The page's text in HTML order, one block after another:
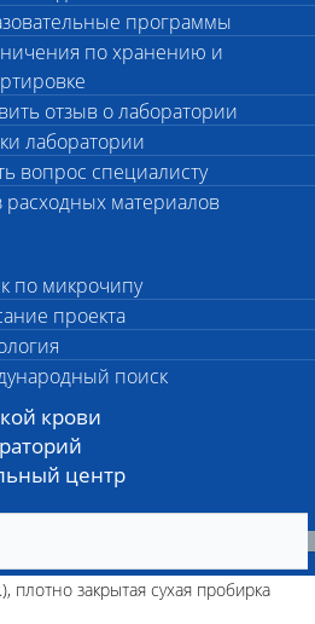
программы
по хранению и
отзыв о лаборатории
лаборатории
вопрос специалисту
расходных материалов
по микрочипу
проекта
поиск
крови
центр
пробирку Эппендорфа (с
10-30 мл
бумаге, высушенная для
с 10% раствором формалина
в лаборатории!
10-30 мл
(К2ЭДТА)
закрытая сухая пробирка